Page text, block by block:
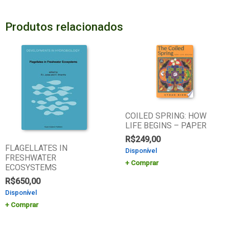
Produtos relacionados
FLAGELLATES IN
FRESHWATER
ECOSYSTEMS
R$650,00
Disponível
Comprar
COILED SPRING: HOW
LIFE BEGINS – PAPER
R$249,00
Disponível
Comprar